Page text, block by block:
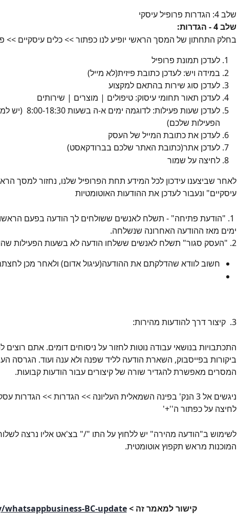
שלב 4: הגדרות פרופיל עיסקי
שלב 4 - הגדרות:
בחלק התחתון של המסך הראשי יופיע לנו כפתור >> כלים עיסקיים >>
לעדכן תמונת פרופיל
במידה ויש: לעדכן כתובת פיזית(לא מייל)
לעדכן סוג שירות בהתאם למקצוע
לעדכן תאור תחומי עיסוק: טיפולים | מוצרים | שירותים
לעדכן שעות
הפעילות שלכם)
לעדכן את כתובת המייל של העסק
לעדכן אתר(כתובת האתר שלכם בברודקאסט)
לחיצה על שמור
לאחר שביצענו עידכון לכל המידע תחת הפרופיל שלנו, נחזור למסך
עיסקיים" ונעבור לעדכן את ההודעות האוטומטיות
ימים מאז ההודעה האחרונה שנשלחה.
2. "העסק סגור" תשלח לאנשים ששלחו הודעה לא בשעות הפעילות שהוגדרו(סעיף 5 שלב 4)
חשוב לוודא שהדלקתם את ההודעה(עיגול אדום) ולאחר מכן
3.  קיצור דרך להודעות מהירות:
התכתבויות בנושאי עבודה נוטות לחזור על ניסוחים דומים. אתם
ביקורות בפייסבוק, השארת הודעה לליד שפנה ולא ענה ועוד. הגרסה
המסרים מאפשרת להגדיר שורה של קיצורים עבור הודעות קבועות.
ניגשים אל 3 הנק' בפינה השמאלית העליונה >> הגדרות >>
לחיצה על כפתור ה''+'
לשימוש ב"הודעה מהירה" יש ללחוץ על התו "/" בצ'אט אליו נרצה
המוכנות מראש תקפוץ אוטומטית.
קישור למאמר זה > BC-update